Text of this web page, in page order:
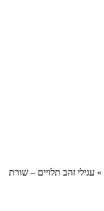
» עגילי זהב תלויים – שורת